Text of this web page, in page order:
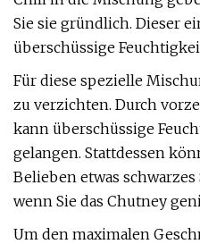
Sie sie gründlich. Dieser
überschüssige
Für diese spezielle
zu verzichten. Durch
kann überschüssige
gelangen. Stattdessen
Belieben etwas
wenn Sie das Chutney
Um den maximalen